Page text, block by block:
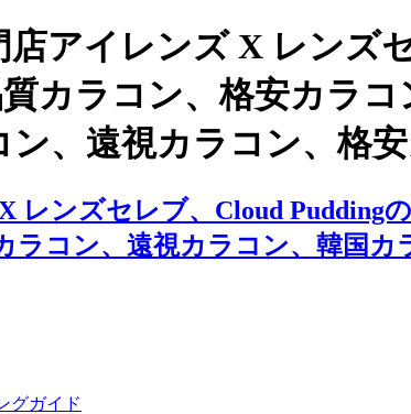
アイレンズ X レンズ
カラコン、格安カラコ
、遠視カラコン、格
ンズセレブ、Cloud Pudding
コン、遠視カラコン、韓国カ
グガイド